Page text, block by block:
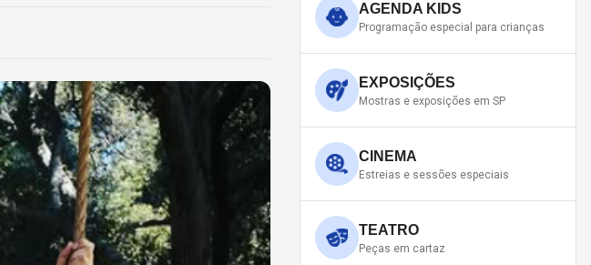
AGENDA KIDS
Programação especial para crianças
EXPOSIÇÕES
Mostras e exposições em SP
CINEMA
Estreias e sessões especiais
TEATRO
Peças em cartaz